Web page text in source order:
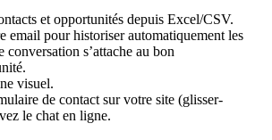
et opportunités depuis Excel/CSV.
email pour historiser automatiquement les
conversation s’attache au bon
visuel.
de contact sur votre site (glisser-
le chat en ligne.